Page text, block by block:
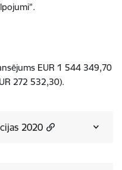
EUR 1 544 349,70
272 532,30).
2020